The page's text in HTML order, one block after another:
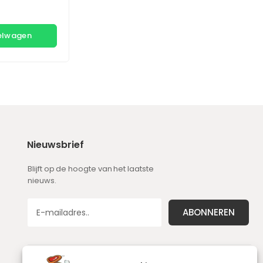
Nieuwsbrief
Blijft op de hoogte van het laatste
nieuws.